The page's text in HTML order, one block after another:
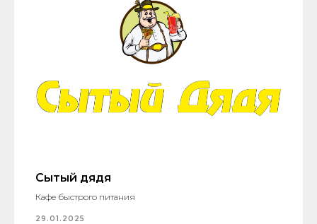
Сытый дядя
Кафе быстрого питания
29.01.2025